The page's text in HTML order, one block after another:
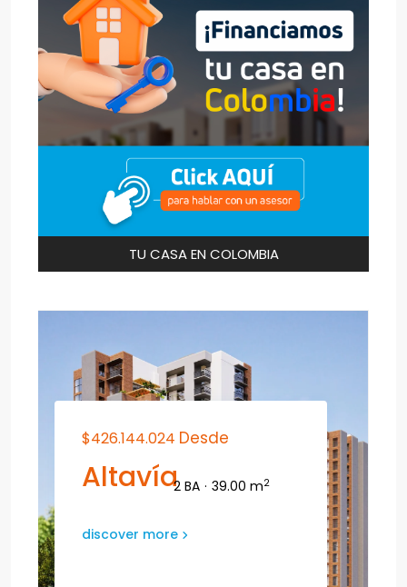
TU CASA EN COLOMBIA
$426.144.024 Desde
Altavía2 BA · 39.00 m2
discover more